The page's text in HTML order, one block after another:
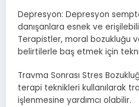
Depresyon: Depresyon
danışanlara esnek ve
Terapistler, moral bozukluğu
belirtilerle baş etmek için
Travma Sonrası Stres
terapi teknikleri kullanılarak
işlenmesine yardımcı olabilir.